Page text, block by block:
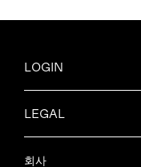
LOGIN
LEGAL
회사